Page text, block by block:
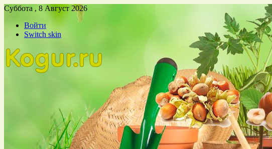
Суббота , 8 Август 2026
Войти
Switch skin